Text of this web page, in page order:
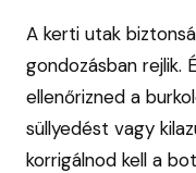
A kerti utak
gondozásban rejlik.
ellenőrizned a
süllyedést vagy
korrigálnod kell a